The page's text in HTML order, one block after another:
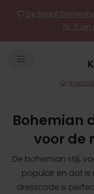
De Bridal
15-11
Bohemian
voor de
De bohemian stijl,
populair en dat is
dresscode is